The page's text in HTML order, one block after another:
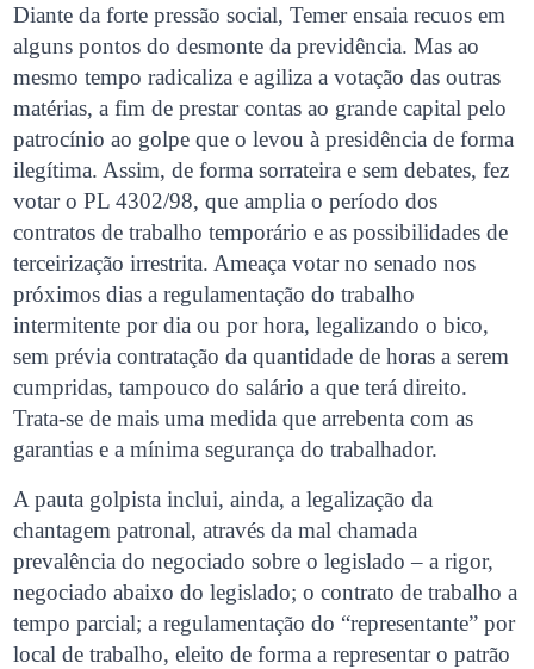
Diante da forte pressão social, Temer ensaia recuos em
alguns pontos do desmonte da previdência. Mas ao
mesmo tempo radicaliza e agiliza a votação das outras
matérias, a fim de prestar contas ao grande capital pelo
patrocínio ao golpe que o levou à presidência de forma
ilegítima. Assim, de forma sorrateira e sem debates, fez
votar o PL 4302/98, que amplia o período dos
contratos de trabalho temporário e as possibilidades de
terceirização irrestrita. Ameaça votar no senado nos
próximos dias a regulamentação do trabalho
intermitente por dia ou por hora, legalizando o bico,
sem prévia contratação da quantidade de horas a serem
cumpridas, tampouco do salário a que terá direito.
Trata-se de mais uma medida que arrebenta com as
garantias e a mínima segurança do trabalhador.
A pauta golpista inclui, ainda, a legalização da
chantagem patronal, através da mal chamada
prevalência do negociado sobre o legislado – a rigor,
negociado abaixo do legislado; o contrato de trabalho a
tempo parcial; a regulamentação do “representante” por
local de trabalho, eleito de forma a representar o patrão